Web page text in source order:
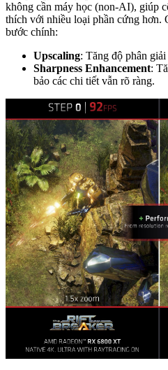
không cần máy học (non-AI), giúp
thích với nhiều loại phần cứng hơn.
bước chính:
Upscaling: Tăng độ phân
Sharpness Enhancement:
bảo các chi tiết vẫn rõ ràng.